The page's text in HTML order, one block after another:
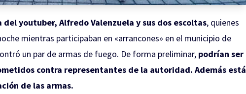
youtuber, Alfredo Valenzuela y sus dos escoltas, quienes
mientras participaban en «arrancones» en el municipio de
un par de armas de fuego. De forma preliminar, podrían ser
contra representantes de la autoridad. Además está
de las armas.